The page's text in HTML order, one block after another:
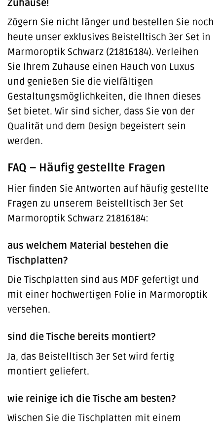
Zuhause!
Zögern Sie nicht länger und bestellen Sie noch
heute unser exklusives Beistelltisch 3er Set in
Marmoroptik Schwarz (21816184). Verleihen
Sie Ihrem Zuhause einen Hauch von Luxus
und genießen Sie die vielfältigen
Gestaltungsmöglichkeiten, die Ihnen dieses
Set bietet. Wir sind sicher, dass Sie von der
Qualität und dem Design begeistert sein
werden.
FAQ – Häufig gestellte Fragen
Hier finden Sie Antworten auf häufig gestellte
Fragen zu unserem Beistelltisch 3er Set
Marmoroptik Schwarz 21816184:
aus welchem Material bestehen die
Tischplatten?
Die Tischplatten sind aus MDF gefertigt und
mit einer hochwertigen Folie in Marmoroptik
versehen.
sind die Tische bereits montiert?
Ja, das Beistelltisch 3er Set wird fertig
montiert geliefert.
wie reinige ich die Tische am besten?
Wischen Sie die Tischplatten mit einem